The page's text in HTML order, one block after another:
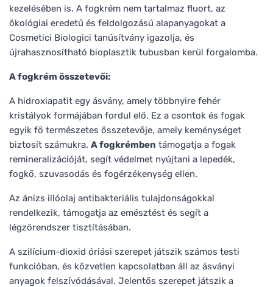
kezelésében is. A fogkrém nem tartalmaz fluort, az
ökológiai eredetű és feldolgozású alapanyagokat a
Cosmetici Biologici tanúsítvány igazolja, és
újrahasznosítható bioplasztik tubusban kerül forgalomba.
A fogkrém összetevői:
A hidroxiapatit egy ásvány, amely többnyire fehér
kristályok formájában fordul elő. Ez a csontok és fogak
egyik fő természetes összetevője, amely keménységet
biztosít számukra. A fogkrémben támogatja a fogak
remineralizációját, segít védelmet nyújtani a lepedék,
fogkő, szuvasodás és fogérzékenység ellen.
Az ánizs illóolaj antibakteriális tulajdonságokkal
rendelkezik, támogatja az emésztést és segít a
légzőrendszer tisztításában.
A szilícium-dioxid óriási szerepet játszik számos testi
funkcióban, és közvetlen kapcsolatban áll az ásványi
anyagok felszívódásával. Jelentős szerepet játszik a